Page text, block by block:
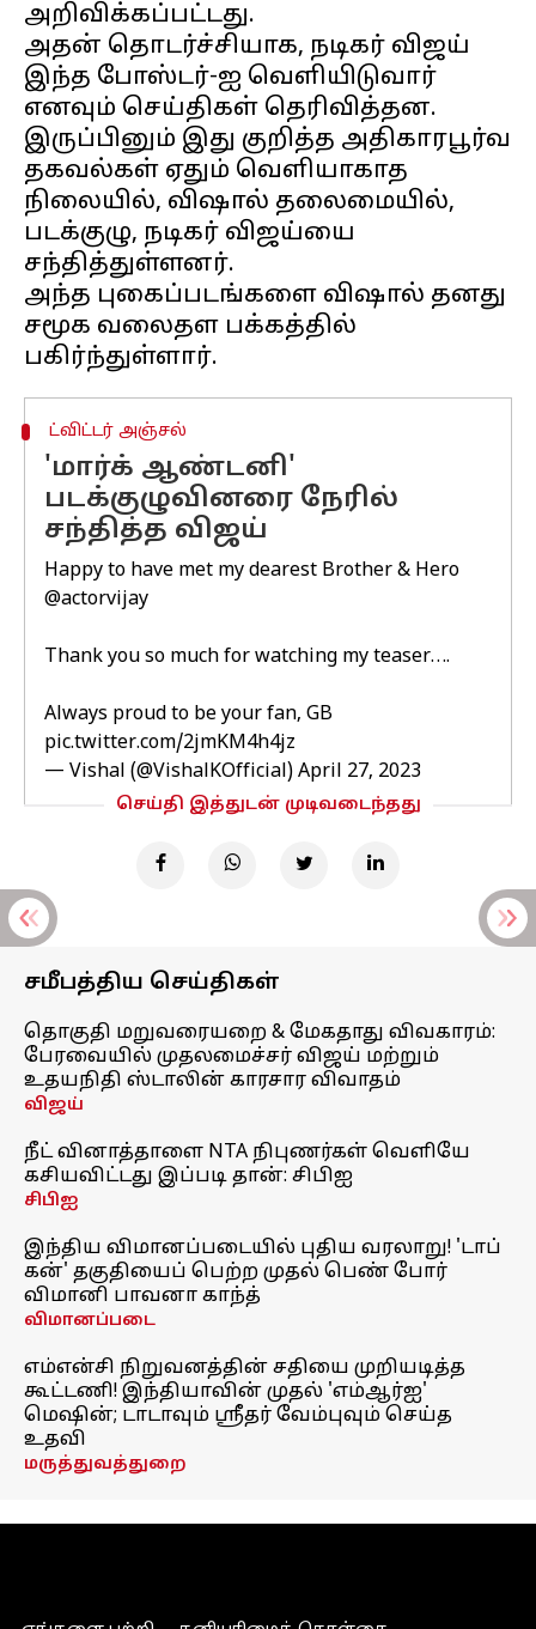
அறிவிக்கப்பட்டது.
அதன் தொடர்ச்சியாக, நடிகர் விஜய்
இந்த போஸ்டர்-ஐ வெளியிடுவார்
எனவும் செய்திகள் தெரிவித்தன.
இருப்பினும் இது குறித்த அதிகாரபூர்வ
தகவல்கள் ஏதும் வெளியாகாத
நிலையில், விஷால் தலைமையில்,
படக்குழு, நடிகர் விஜய்யை
சந்தித்துள்ளனர்.
அந்த புகைப்படங்களை விஷால் தனது
சமூக வலைதள பக்கத்தில்
ட்விட்டர் அஞ்சல்
'மார்க் ஆண்டனி'
படக்குழுவினரை நேரில்
சந்தித்த விஜய்
Happy to have met my dearest Brother & Hero
@actorvijay
Thank you so much for watching my teaser….
Always proud to be your fan, GB
pic.twitter.com/2jmKM4h4jz
— Vishal (@VishalKOfficial) April 27, 2023
செய்தி இத்துடன் முடிவடைந்தது
சமீபத்திய செய்திகள்
தொகுதி மறுவரையறை & மேகதாது விவகாரம்:
பேரவையில் முதலமைச்சர் விஜய் மற்றும்
உதயநிதி ஸ்டாலின் காரசார விவாதம்
விஜய்
நீட் வினாத்தாளை NTA நிபுணர்கள் வெளியே
கசியவிட்டது இப்படி தான்: சிபிஐ
சிபிஐ
இந்திய விமானப்படையில் புதிய வரலாறு! 'டாப்
கன்' தகுதியைப் பெற்ற முதல் பெண் போர்
விமானி பாவனா காந்த்
விமானப்படை
எம்என்சி நிறுவனத்தின் சதியை முறியடித்த
கூட்டணி! இந்தியாவின் முதல் 'எம்ஆர்ஐ'
மெஷின்; டாடாவும் ஸ்ரீதர் வேம்புவும் செய்த
உதவி
மருத்துவத்துறை